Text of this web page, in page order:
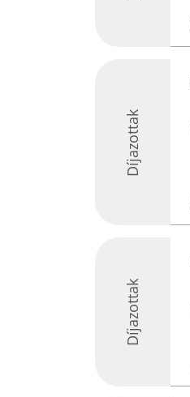
Díjazottak
Díjazottak